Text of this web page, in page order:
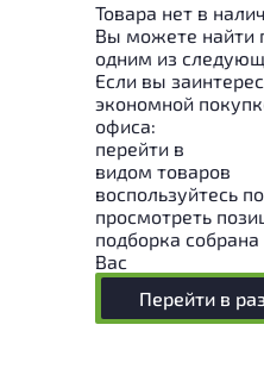
Товара нет в
Вы можете найти
одним из
Если вы
экономной
офиса:
перейти в
видом товаров
воспользуйтесь
просмотреть
подборка
Вас
Перейти в